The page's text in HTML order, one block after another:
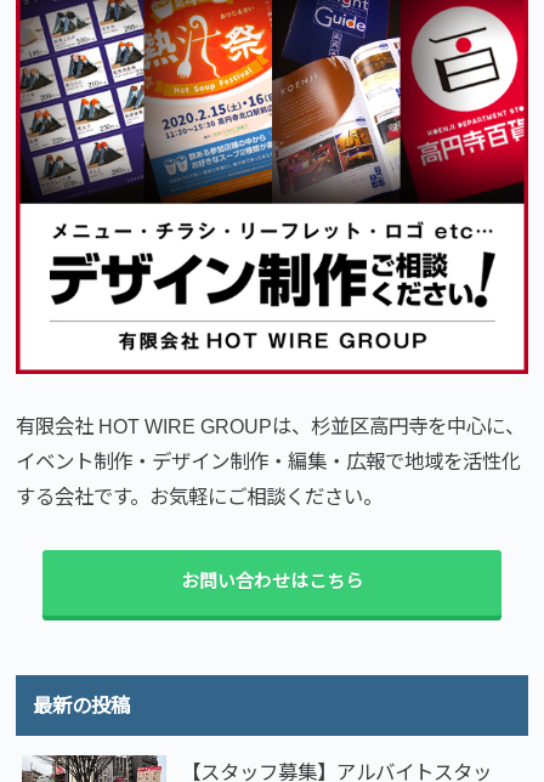
有限会社 HOT WIRE GROUPは、杉並区高円寺を中心に、
イベント制作・デザイン制作・編集・広報で地域を活性化
する会社です。お気軽にご相談ください。
お問い合わせはこちら
最新の投稿
【スタッフ募集】アルバイトスタッ